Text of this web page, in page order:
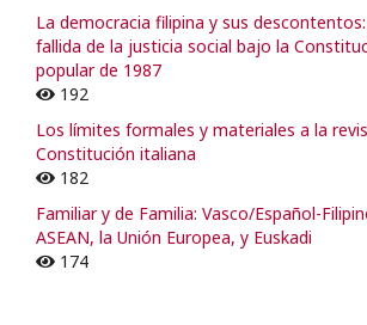
La democracia filipina y sus
fallida de la justicia social bajo la
popular de 1987
192
Los límites formales y materiales a la
Constitución italiana
182
Familiar y de Familia: Vasco/Español-
ASEAN, la Unión Europea, y Euskadi
174